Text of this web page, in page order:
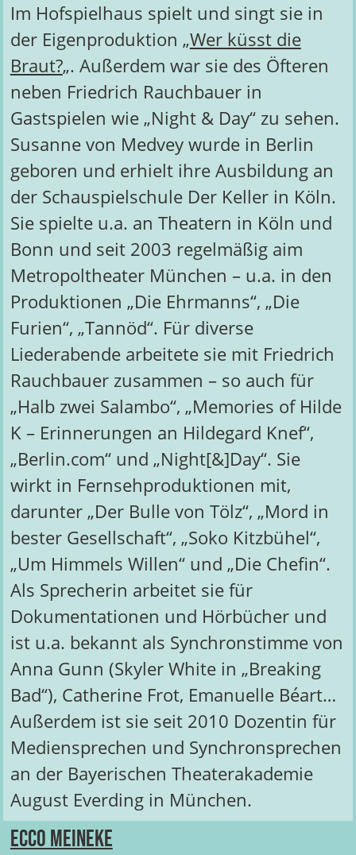
Im Hofspielhaus spielt und singt sie in
der Eigenproduktion „Wer küsst die
Braut?„. Außerdem war sie des Öfteren
neben Friedrich Rauchbauer in
Gastspielen wie „Night & Day“ zu sehen.
Susanne von Medvey wurde in Berlin
geboren und erhielt ihre Ausbildung an
der Schauspielschule Der Keller in Köln.
Sie spielte u.a. an Theatern in Köln und
Bonn und seit 2003 regelmäßig aim
Metropoltheater München – u.a. in den
Produktionen „Die Ehrmanns“, „Die
Furien“, „Tannöd“. Für diverse
Liederabende arbeitete sie mit Friedrich
Rauchbauer zusammen – so auch für
„Halb zwei Salambo“, „Memories of Hilde
K – Erinnerungen an Hildegard Knef“,
„Berlin.com“ und „Night[&]Day“. Sie
wirkt in Fernsehproduktionen mit,
darunter „Der Bulle von Tölz“, „Mord in
bester Gesellschaft“, „Soko Kitzbühel“,
„Um Himmels Willen“ und „Die Chefin“.
Als Sprecherin arbeitet sie für
Dokumentationen und Hörbücher und
ist u.a. bekannt als Synchronstimme von
Anna Gunn (Skyler White in „Breaking
Bad“), Catherine Frot, Emanuelle Béart…
Außerdem ist sie seit 2010 Dozentin für
Mediensprechen und Synchronsprechen
an der Bayerischen Theaterakademie
August Everding in München.
Ecco Meineke